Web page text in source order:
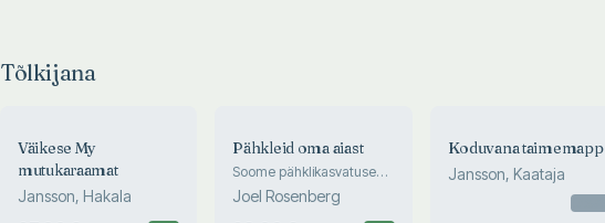
Tõlkijana
Väikese My
mutukaraamat
Jansson, Hakala
Pähkleid oma aiast
Soome pähklikasvatuse
teejuht
Joel Rosenberg
Koduvana taimemapp
Jansson, Kaataja